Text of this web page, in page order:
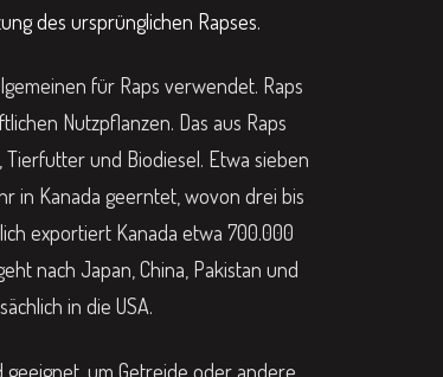
des ursprünglichen Rapses.
für Raps verwendet. Raps
Nutzpflanzen. Das aus Raps
und Biodiesel. Etwa sieben
in Kanada geerntet, wovon drei bis
exportiert Kanada etwa 700.000
nach Japan, China, Pakistan und
in die USA.
um Getreide oder andere